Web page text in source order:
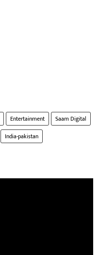
Entertainment
Saam Digital
India-pakistan